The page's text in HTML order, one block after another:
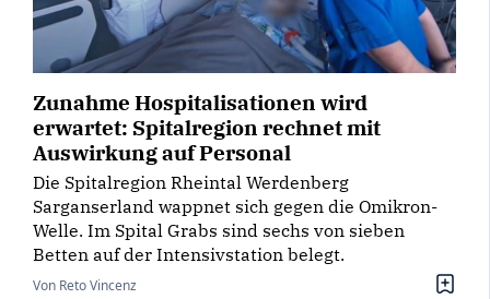
Zunahme Hospitalisationen wird
erwartet: Spitalregion rechnet mit
Auswirkung auf Personal
Die Spitalregion Rheintal Werdenberg
Sarganserland wappnet sich gegen die Omikron-
Welle. Im Spital Grabs sind sechs von sieben
Betten auf der Intensivstation belegt.
Von Reto Vincenz